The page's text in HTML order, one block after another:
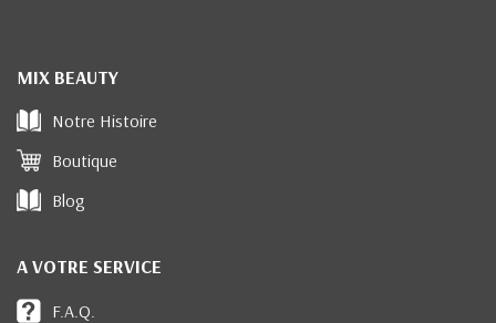
MIX BEAUTY
Notre Histoire
Boutique
Blog
A VOTRE SERVICE
F.A.Q.